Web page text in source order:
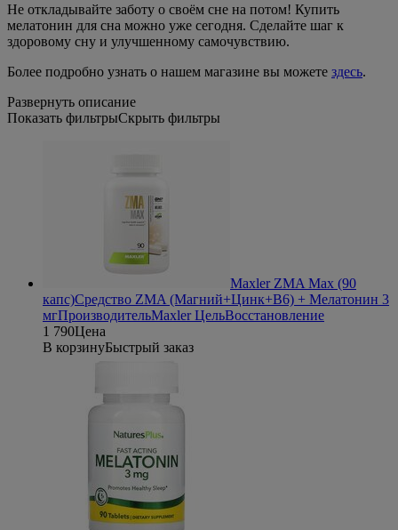
Не откладывайте заботу о своём сне на потом! Купить
мелатонин для сна можно уже сегодня. Сделайте шаг к
здоровому сну и улучшенному самочувствию.
Более подробно узнать о нашем магазине вы можете здесь.
Развернуть описание
Показать фильтрыСкрыть фильтры
Maxler ZMA Max (90
капс)Средство ZMA (Магний+Цинк+В6) + Мелатонин 3
мгПроизводительMaxler ЦельВосстановление
1 790Цена
В корзинуБыстрый заказ